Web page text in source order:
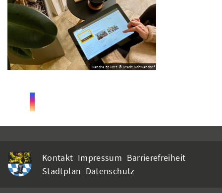
Sandra Eckert © Stadt Schwandorf
Kontakt Impressum Barrierefreiheit
Stadtplan Datenschutz